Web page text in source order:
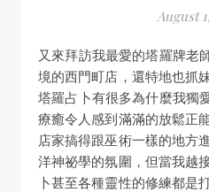
August
又來拜訪我最愛的塔羅牌老師Kiwi了！這次選在森野秘
境的西門町店，還特地也抓
塔羅占卜有很多為什麼我獨
療癒令人感到滿滿的放鬆正
店家搞得跟巫術一樣的地方
洋神祕學的氛圍，但當我越
卜甚至各種靈性的修練都是